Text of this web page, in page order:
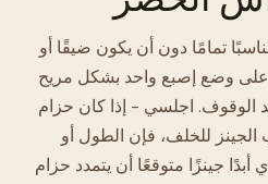
تمامًا دون أن يكون ضيقًا أو
على وضع إصبع واحد بشكل مريح
اجلسي - إذا كان حزام
للخلف، فإن الطول أو
جينزًا متوقعًا أن يتمدد حزام